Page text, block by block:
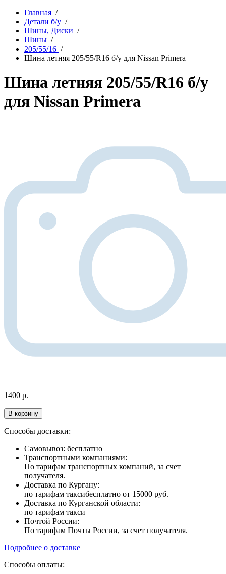
Главная /
Детали б/у /
Шины, Диски /
Шины /
205/55/16 /
Шина летняя 205/55/R16 б/у для Nissan Primera
Шина летняя 205/55/R16 б/у
для Nissan Primera
1400 р.
В корзину
Способы доставки:
Самовывоз: бесплатно
Транспортными компаниями:
По тарифам транспортных компаний, за счет
получателя.
Доставка по Кургану:
по тарифам таксибесплатно от 15000 руб.
Доставка по Курганской области:
по тарифам такси
Почтой России:
По тарифам Почты России, за счет получателя.
Подробнее о доставке
Способы оплаты: